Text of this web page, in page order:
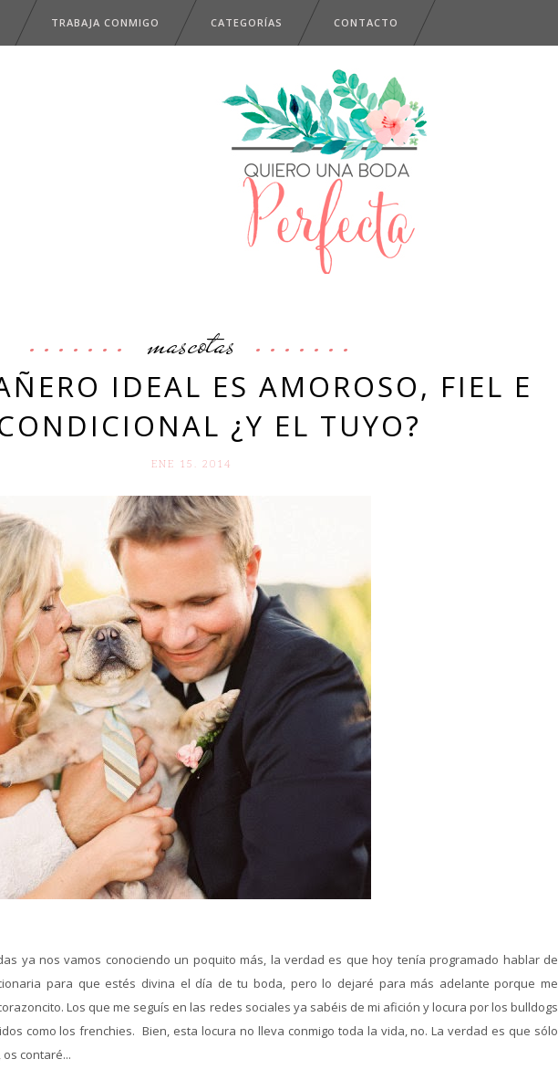
TRABAJA CONMIGO CATEGORÍAS CONTACTO
mascotas
IDEAL ES AMOROSO, FIEL E
¿Y EL TUYO?
ENE 15. 2014
ya nos vamos conociendo un poquito más, la verdad es que hoy tenía programado hablar de
para que estés divina el día de tu boda, pero lo dejaré para más adelante porque me
Los que me seguís en las redes sociales ya sabéis de mi afición y locura por los bulldogs
como los frenchies. Bien, esta locura no lleva conmigo toda la vida, no. La verdad es que sólo
contaré...